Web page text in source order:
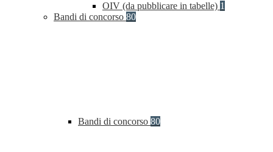
OIV (da pubblicare in tabelle) 1
Bandi di concorso 80
Bandi di concorso 80